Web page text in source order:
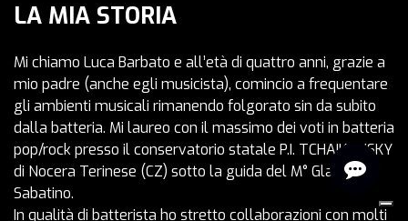
LA MIA STORIA
Mi chiamo Luca Barbato e all’età di quattro anni, grazie a
mio padre (anche egli musicista), comincio a frequentare
gli ambienti musicali rimanendo folgorato sin da subito
dalla batteria. Mi laureo con il massimo dei voti in batteria
pop/rock presso il conservatorio statale P.I. TCHAIKOVSKY
di Nocera Terinese (CZ) sotto la guida del M° Glauco Di
Sabatino.
In qualità di batterista ho stretto collaborazioni con molti